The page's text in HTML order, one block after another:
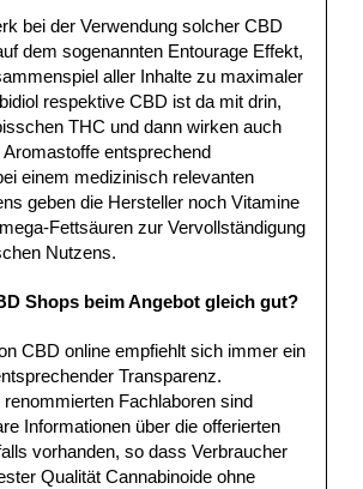
bei der Verwendung solcher CBD
dem sogenannten Entourage Effekt,
aller Inhalte zu maximaler
respektive CBD ist da mit drin,
THC und dann wirken auch
Aromastoffe entsprechend
einem medizinisch relevanten
geben die Hersteller noch Vitamine
Fettsäuren zur Vervollständigung
Nutzens.
Shops beim Angebot gleich gut?
CBD online empfiehlt sich immer ein
Transparenz.
Fachlaboren sind
Informationen über die offerierten
vorhanden, so dass Verbraucher
Qualität Cannabinoide ohne